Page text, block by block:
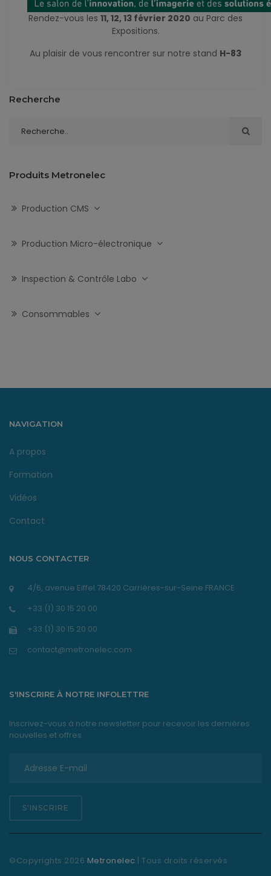
Rendez-vous les 11, 12, 13 février 2020 au Parc des
Expositions.
Au plaisir de vous rencontrer sur notre stand H-83
Recherche
Produits Metronelec
Production CMS
Production Micro-électronique
Inspection & Contrôle Labo
Consommables
NAVIGATION
A propos
Formation
Vidéos
Contact
NOUS CONTACTER
4/6, avenue Eiffel 78420 Carrières-sur-Seine FRANCE
+33 (1) 30 15 20 00
+33 (1) 30 15 20 00
contact@metronelec.com
S'INSCRIRE À NOTRE INFOLETTRE
Inscrivez-vous à notre newsletter pour recevoir les dernières
nouvelles et offres
S'INSCRIRE
©Copyrights 2026 Metronelec | Tous droits réservés